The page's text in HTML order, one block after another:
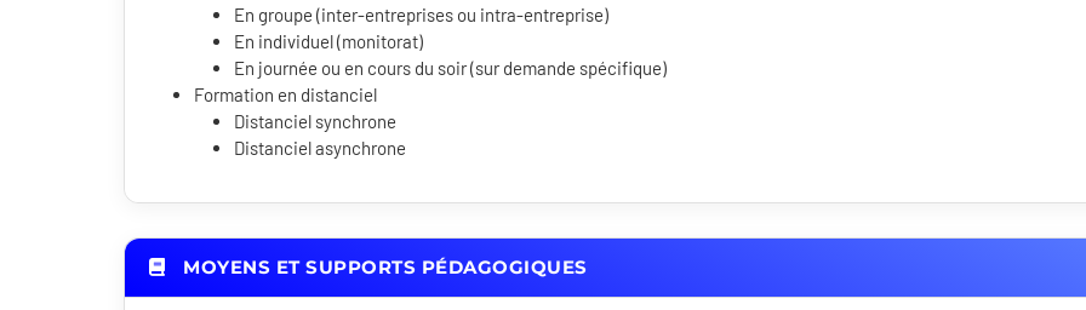
En groupe (inter-entreprises ou intra-entreprise)
En individuel (monitorat)
En journée ou en cours du soir (sur demande spécifique)
Formation en distanciel
Distanciel synchrone
Distanciel asynchrone
MOYENS ET SUPPORTS PÉDAGOGIQUES